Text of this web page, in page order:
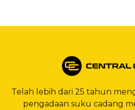
Telah lebih dari 25 tahun
pengadaan suku cadang